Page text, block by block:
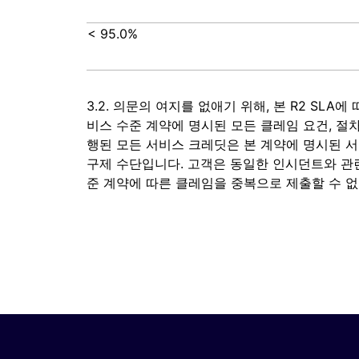
< 95.0%
3.2. 의문의 여지를 없애기 위해, 본 R2 SLA에
비스 수준 계약에 명시된 모든 클레임 요건, 절
행된 모든 서비스 크레딧은 본 계약에 명시된
구제 수단입니다. 고객은 동일한 인시던트와
준 계약에 따른 클레임을 중복으로 제출할 수